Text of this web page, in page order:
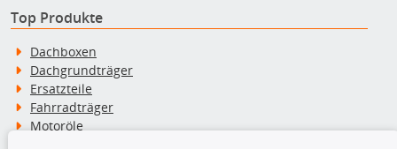
Top Produkte
Dachboxen
Dachgrundträger
Ersatzteile
Fahrradträger
Motoröle